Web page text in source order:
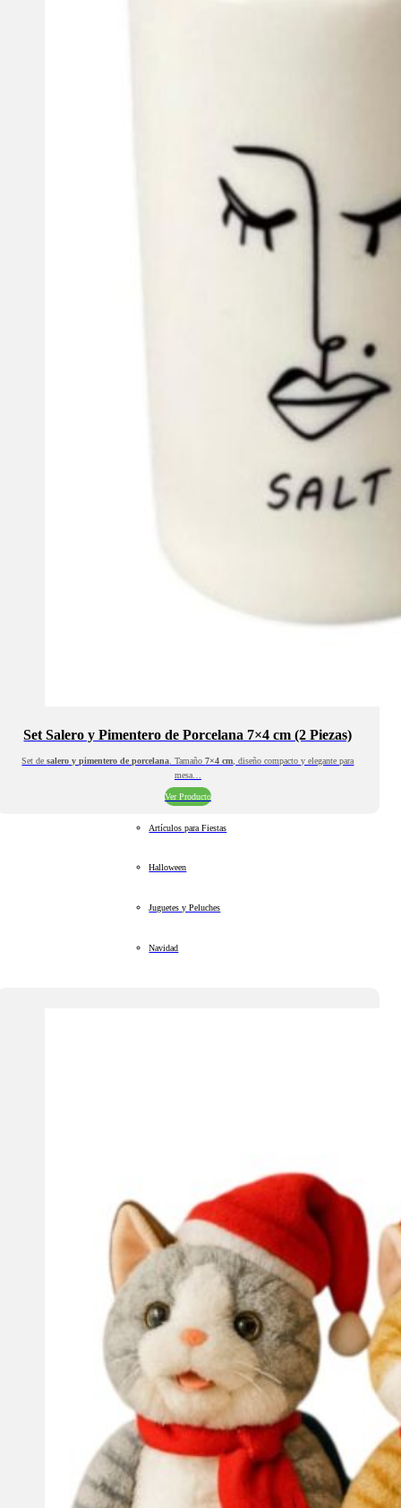
Set Salero y Pimentero de Porcelana 7×4 cm (2 Piezas)
Set desalero y pimentero de porcelana . Tamaño7×4 cm , diseño compacto y elegante para
mesa…
Ver Producto
Artículos para Fiestas
Halloween
Juguetes y Peluches
Navidad